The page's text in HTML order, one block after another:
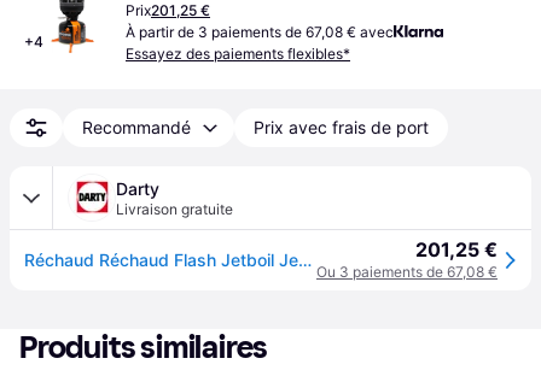
+4
Prix201,25 €
À partir de 3 paiements de 67,08 € avec
Essayez des paiements flexibles*
Recommandé Prix avec frais de port
Darty
Livraison gratuite
Réchaud Réchaud Flash Jetboil Jetboil 201,25 €
Ou 3 paiements de 67,08 €
Produits similaires